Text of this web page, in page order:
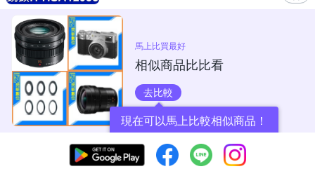
馬上比買最好
相似商品比比看
去比較
現在可以馬上比較相似商品！